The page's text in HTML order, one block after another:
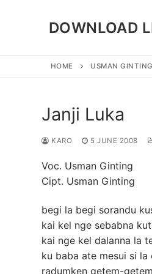
DOWNLOAD
HOME USMAN GINTING
Janji Luka
KARO 5 JUNE 2008
Voc. Usman Ginting
Cipt. Usman Ginting
begi la begi sorandu
kai kel nge sebabna
kai nge kel dalanna la
ku baba ate mesui si la
radumken getem-